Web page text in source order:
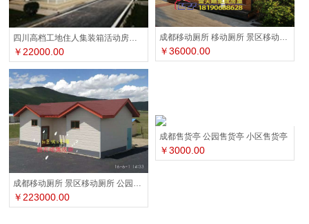
￥22000.00
成都移动厕所 移动厕所 景区移动厕所
￥36000.00
成都移动厕所 景区移动厕所 公园移动厕所
￥223000.00
成都售货亭 公园售货亭 小区售货亭
￥3000.00